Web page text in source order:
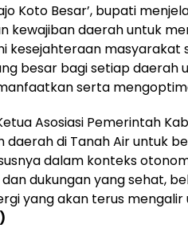
Koto Besar’, bupati
kewajiban daerah untuk
kesejahteraan masyarakat
besar bagi setiap daerah
serta
Asosiasi Pemerintah
daerah di Tanah Air untuk
dalam konteks
dukungan yang sehat,
yang akan terus